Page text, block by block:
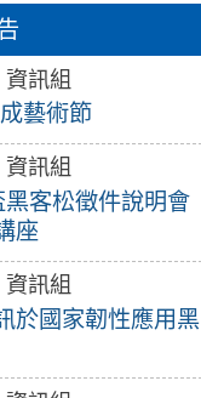
資訊組
藝術節
資訊組
客松徵件說明會
座
資訊組
於國家韌性應用黑